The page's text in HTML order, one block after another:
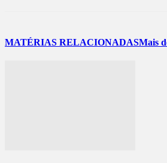
MATÉRIAS RELACIONADASMais